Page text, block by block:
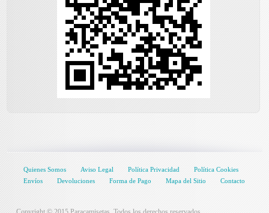
Quienes Somos Aviso Legal Política Privacidad
Política Cookies
Envíos
Devoluciones Forma de Pago Mapa del Sitio Contacto